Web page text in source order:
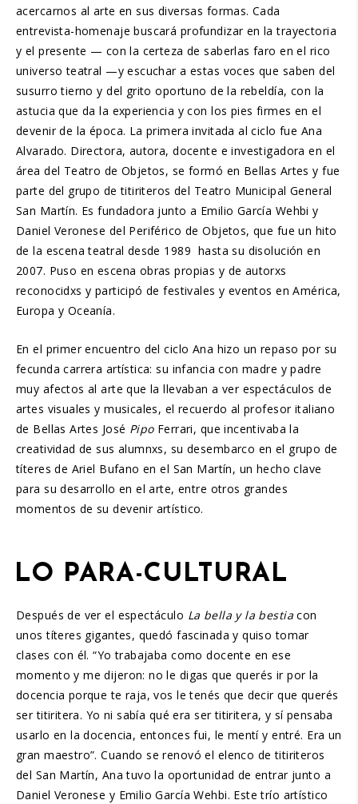
acercarnos al arte en sus diversas formas. Cada
entrevista-homenaje buscará profundizar en la trayectoria
y el presente — con la certeza de saberlas faro en el rico
universo teatral —y escuchar a estas voces que saben del
susurro tierno y del grito oportuno de la rebeldía, con la
astucia que da la experiencia y con los pies firmes en el
devenir de la época. La primera invitada al ciclo fue Ana
Alvarado. Directora, autora, docente e investigadora en el
área del Teatro de Objetos, se formó en Bellas Artes y fue
parte del grupo de titiriteros del Teatro Municipal General
San Martín. Es fundadora junto a Emilio García Wehbi y
Daniel Veronese del Periférico de Objetos, que fue un hito
de la escena teatral desde 1989 hasta su disolución en
2007. Puso en escena obras propias y de autorxs
reconocidxs y participó de festivales y eventos en América,
Europa y Oceanía.
En el primer encuentro del ciclo Ana hizo un repaso por su
fecunda carrera artística: su infancia con madre y padre
muy afectos al arte que la llevaban a ver espectáculos de
artes visuales y musicales, el recuerdo al profesor italiano
de Bellas Artes José PipoFerrari, que incentivaba la
creatividad de sus alumnxs, su desembarco en el grupo de
títeres de Ariel Bufano en el San Martín, un hecho clave
para su desarrollo en el arte, entre otros grandes
momentos de su devenir artístico.
LO PARA-CULTURAL
Después de ver el espectáculo La bella y la bestia con
unos títeres gigantes, quedó fascinada y quiso tomar
clases con él. “Yo trabajaba como docente en ese
momento y me dijeron: no le digas que querés ir por la
docencia porque te raja, vos le tenés que decir que querés
ser titiritera. Yo ni sabía qué era ser titiritera, y sí pensaba
usarlo en la docencia, entonces fui, le mentí y entré. Era un
gran maestro”. Cuando se renovó el elenco de titiriteros
del San Martín, Ana tuvo la oportunidad de entrar junto a
Daniel Veronese y Emilio García Wehbi. Este trío artístico